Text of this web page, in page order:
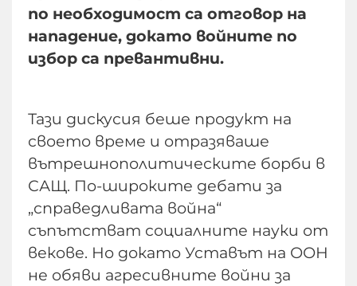
по необходимост са отговор на
нападение, докато войните по
избор са превантивни.
Тази дискусия беше продукт на
своето време и отразяваше
вътрешнополитическите борби в
САЩ. По-широките дебати за
„справедливата война“
съпътстват социалните науки от
векове. Но докато Уставът на ООН
не обяви агресивните войни за